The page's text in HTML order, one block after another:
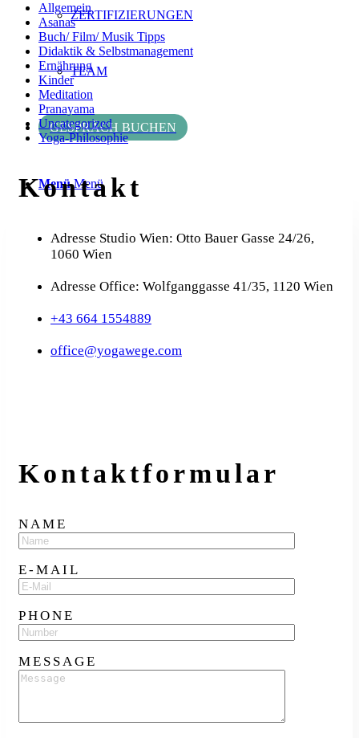
ZERTIFIZIERUNGEN
TEAM
GESPRÄCH BUCHEN
Menü Menü
Allgemein
Asanas
Buch/ Film/ Musik Tipps
Didaktik & Selbstmanagement
Ernährung
Kinder
Meditation
Pranayama
Uncategorized
Yoga-Philosophie
Kontakt
Adresse Studio Wien: Otto Bauer Gasse 24/26,
1060 Wien
Adresse Office: Wolfganggasse 41/35, 1120 Wien
+43 664 1554889
office@yogawege.com
Kontakt­formular
NAME
E-MAIL
PHONE
MESSAGE